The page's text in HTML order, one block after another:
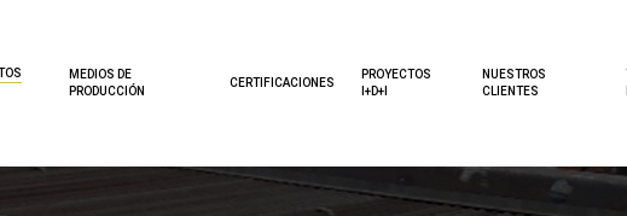
MEDIOS DE
PRODUCCIÓN
CERTIFICACIONES
PROYECTOS
I+D+I
NUESTROS
CLIENTES